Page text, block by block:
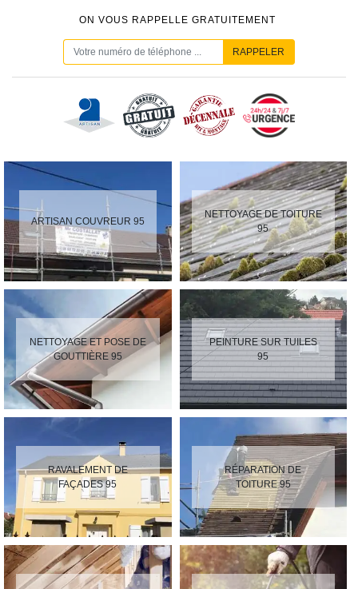
ON VOUS RAPPELLE GRATUITEMENT
ARTISAN COUVREUR 95
NETTOYAGE DE TOITURE
95
NETTOYAGE ET POSE DE
GOUTTIÈRE 95
PEINTURE SUR TUILES
95
RAVALEMENT DE
FAÇADES 95
RÉPARATION DE
TOITURE 95